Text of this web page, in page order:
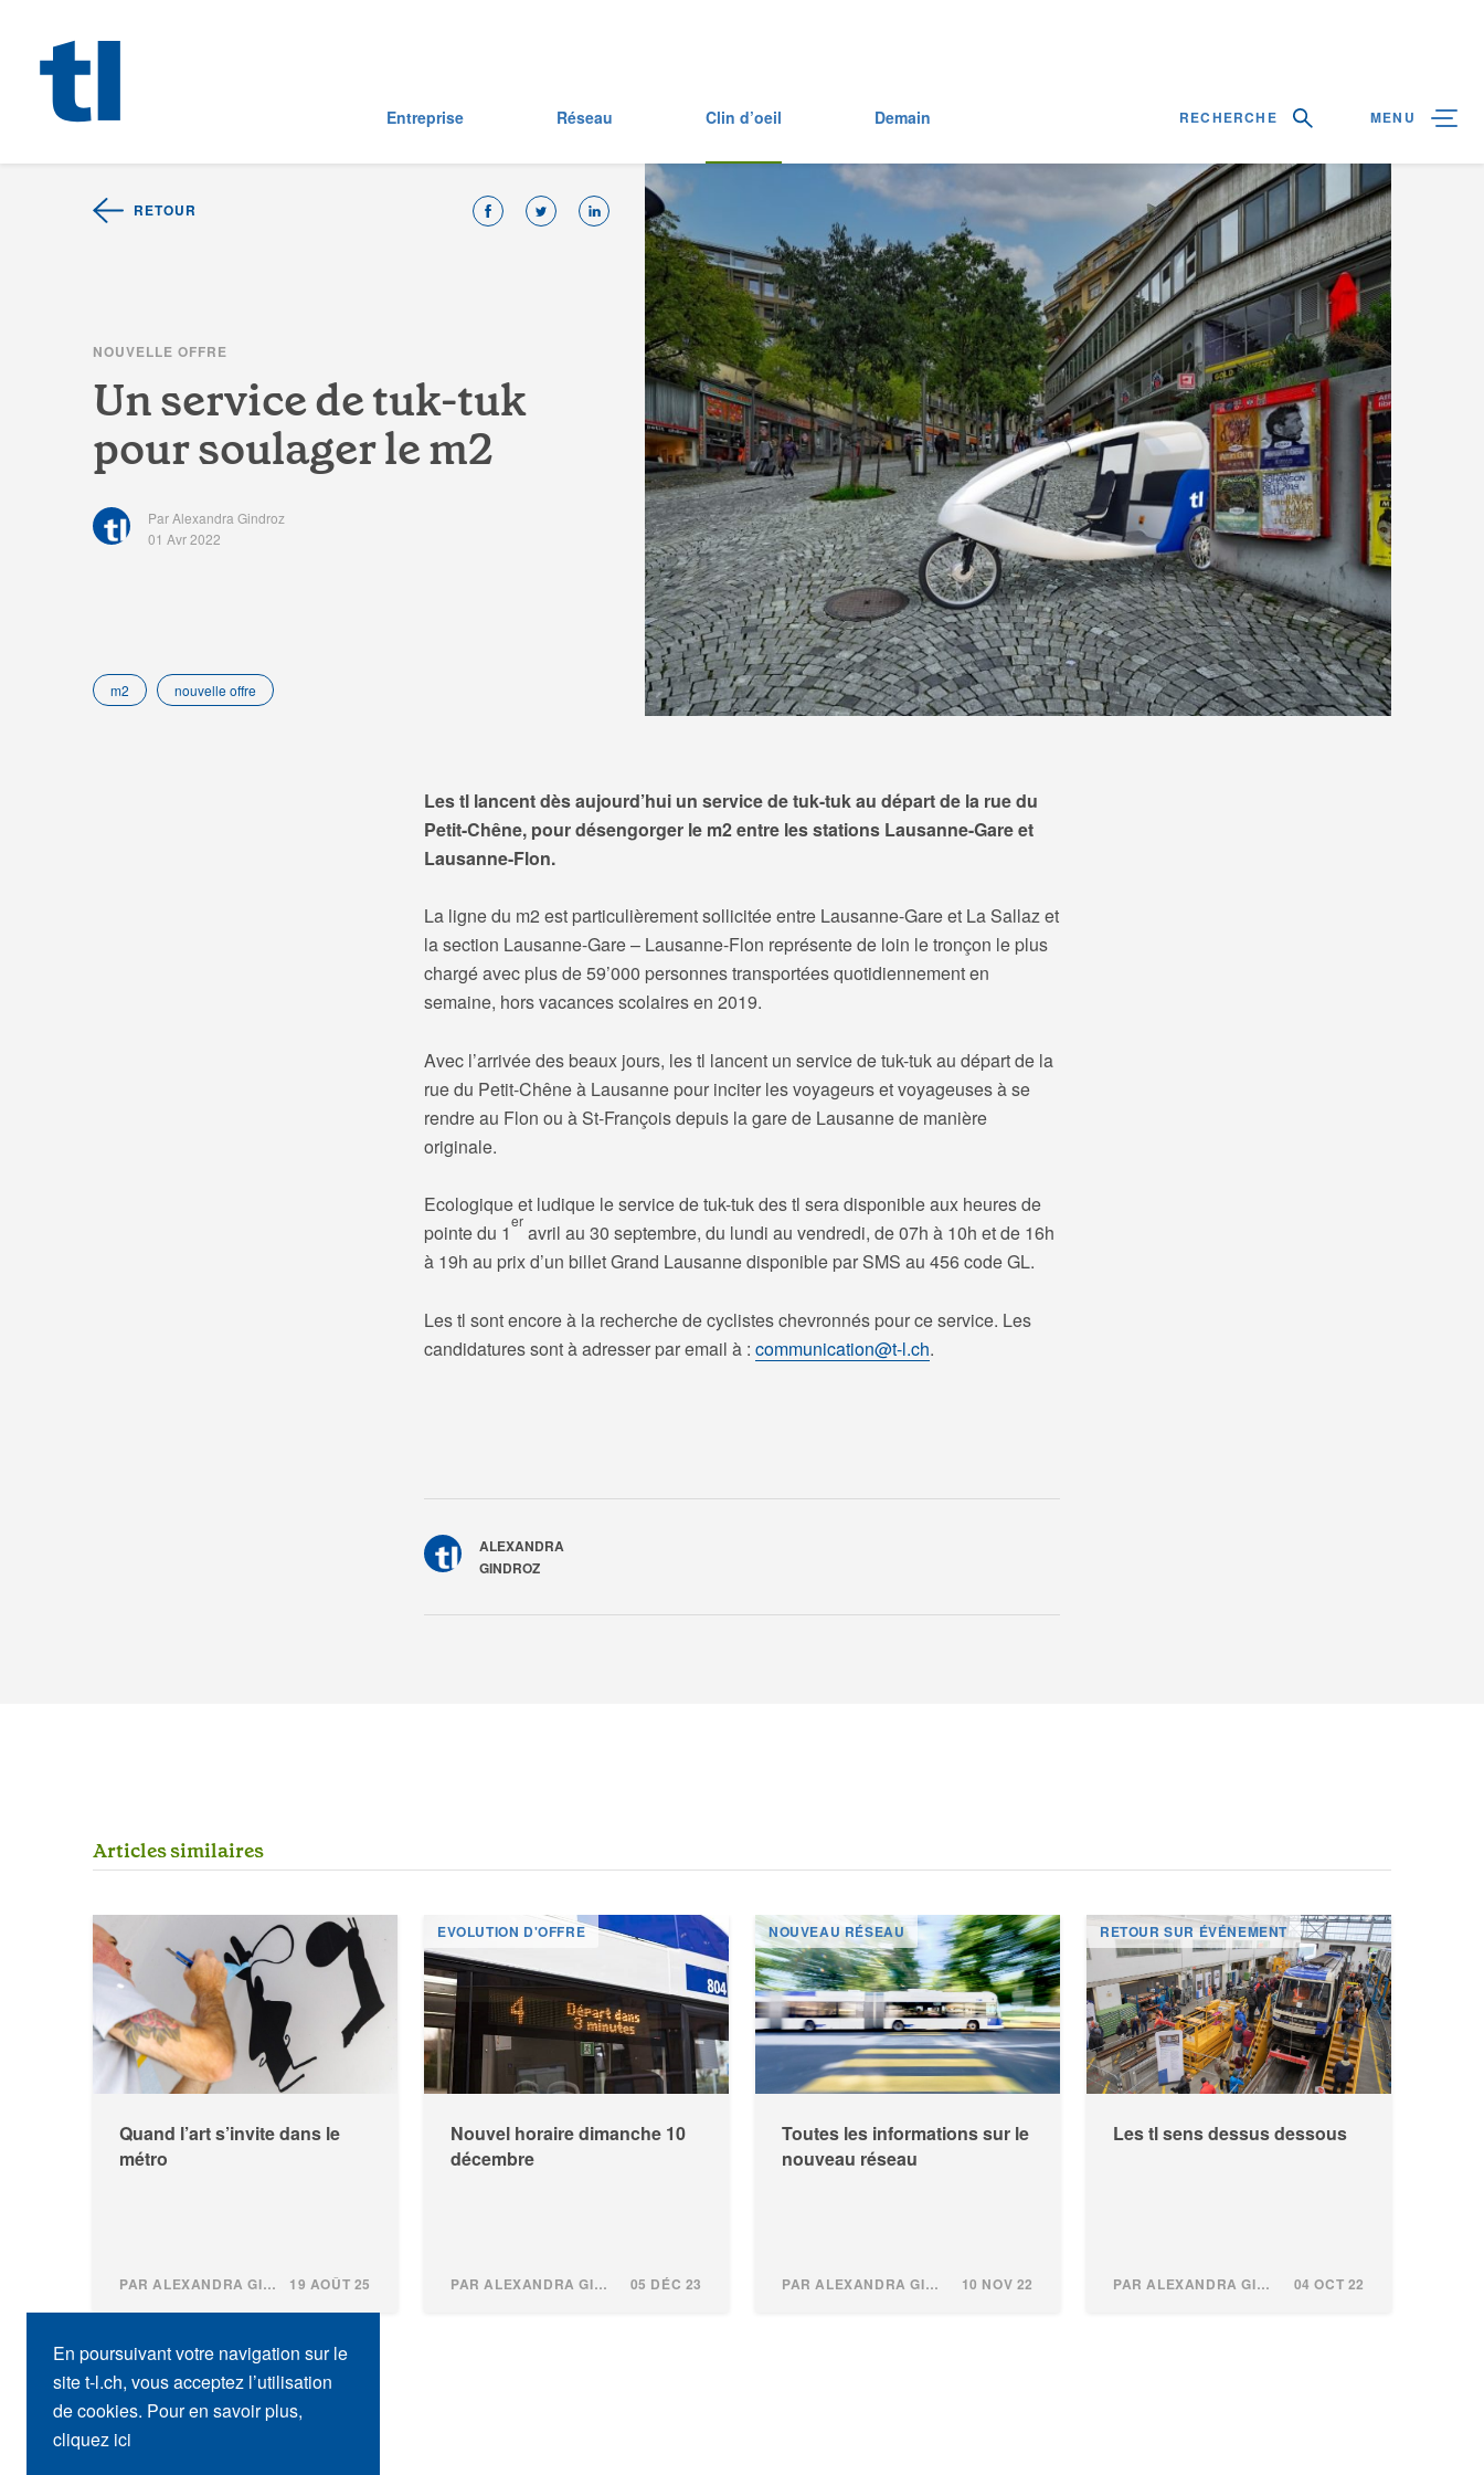
Entreprise Réseau Clin d’oeil Demain RECHERCHE MENU
RETOUR
NOUVELLE OFFRE
Unsericedetuk-tuk
poursoulagerlem2
Par Alexandra Gindroz
01 Avr 2022
m2 nouvelle offre
Les tl lancent dès aujourd’hui un service de tuk-tuk au départ de la rue du
Petit-Chêne, pour désengorger le m2 entre les stations Lausanne-Gare et
Lausanne-Flon.
La ligne du m2 est particulièrement sollicitée entre Lausanne-Gare et La Sallaz et
la section Lausanne-Gare – Lausanne-Flon représente de loin le tronçon le plus
chargé avec plus de 59’000 personnes transportées quotidiennement en
semaine, hors vacances scolaires en 2019.
Avec l’arrivée des beaux jours, les tl lancent un service de tuk-tuk au départ de la
rue du Petit-Chêne à Lausanne pour inciter les voyageurs et voyageuses à se
rendre au Flon ou à St-François depuis la gare de Lausanne de manière
originale.
Ecologique et ludique le service de tuk-tuk des tl sera disponible aux heures de
pointe du 1er avril au 30 septembre, du lundi au vendredi, de 07h à 10h et de 16h
à 19h au prix d’un billet Grand Lausanne disponible par SMS au 456 code GL.
Les tl sont encore à la recherche de cyclistes chevronnés pour ce service. Les
candidatures sont à adresser par email à : communication@t-l.ch.
ALEXANDRA
GINDROZ
Articlessimilaires
Quand l’art s’invite dans le
métro
PAR ALEXANDRA GINDROZ 19 AOÛT 25
EVOLUTION D'OFFRE
Nouvel horaire dimanche 10
décembre
PAR ALEXANDRA GINDROZ 05 DÉC 23
NOUVEAU RÉSEAU
Toutes les informations sur le
nouveau réseau
PAR ALEXANDRA GINDROZ 10 NOV 22
RETOUR SUR ÉVÉNEMENT
Les tl sens dessus dessous
PAR ALEXANDRA GINDROZ 04 OCT 22
En poursuivant votre navigation sur le
site t-l.ch, vous acceptez l’utilisation
de cookies. Pour en savoir plus,
cliquez ici